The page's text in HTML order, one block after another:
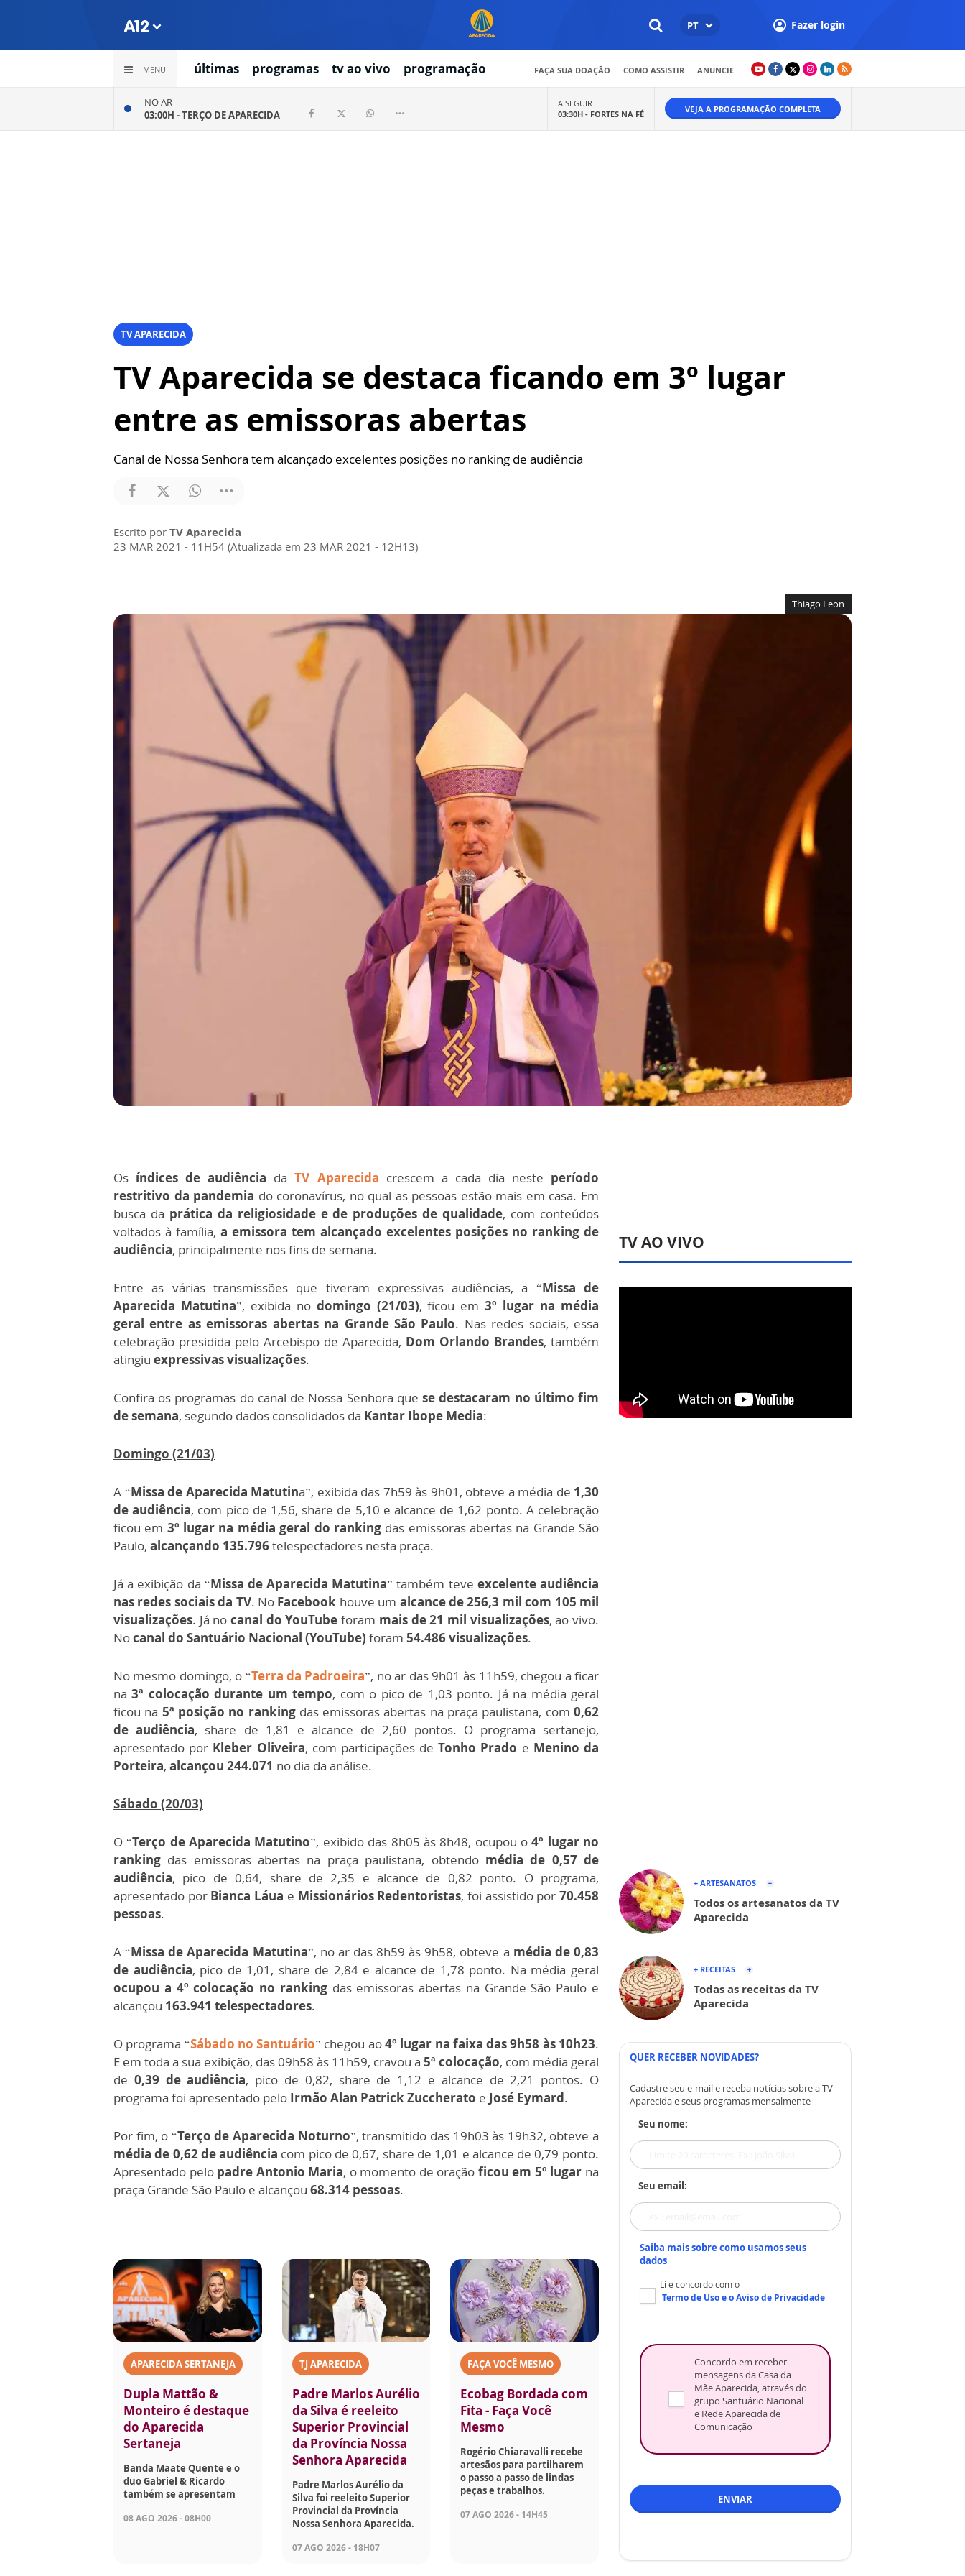
PT Fazer login
MENU últimas programas tv ao vivo programação FAÇA SUA DOAÇÃO COMO ASSISTIR ANUNCIE
NO AR
03:00H -TERÇO DE APARECIDA
A SEGUIR
03:30H - FORTES NA FÉ VEJA A PROGRAMAÇÃO COMPLETA
TV APARECIDA
TV Aparecida se destaca ficando em 3º lugar
entre as emissoras abertas
Canal de Nossa Senhora tem alcançado excelentes posições no ranking de audiência
Escrito por TV Aparecida
23 MAR 2021 - 11H54 (Atualizada em 23 MAR 2021 - 12H13)
Thiago Leon
Os índices de audiência daTV Aparecida crescem a cada dia neste período
restritivo da pandemia do coronavírus, no qual as pessoas estão mais em casa. Em
busca da prática da religiosidade e de produções de qualidade, com conteúdos
voltados à família, a emissora tem alcançado excelentes posições no ranking de
audiência, principalmente nos fins de semana.
Entre as várias transmissões que tiveram expressivas audiências, a “Missa de
Aparecida Matutina”, exibida no domingo (21/03), ficou em3º lugar na média
geral entre as emissoras abertas na Grande São Paulo. Nas redes sociais, essa
celebração presidida pelo Arcebispo de Aparecida, Dom Orlando Brandes, também
atingiu expressivas visualizações.
Confira os programas do canal de Nossa Senhora que se destacaram no último fim
de semana, segundo dados consolidados da Kantar Ibope Media:
Domingo (21/03)
A “Missa de Aparecida Matutina”, exibida das 7h59 às 9h01, obteve a média de 1,30
de audiência, com pico de 1,56, share de 5,10 e alcance de 1,62 ponto. A celebração
ficou em 3º lugar na média geral do rankingdas emissoras abertas na Grande São
Paulo, alcançando 135.796telespectadores nesta praça.
Já a exibição da “Missa de Aparecida Matutina” também teve excelente audiência
nas redes sociais da TV. No Facebook houve um alcance de 256,3 mil com 105 mil
visualizações. Já nocanal do YouTube foram mais de 21 mil visualizações, ao vivo.
Nocanal do Santuário Nacional (YouTube) foram 54.486 visualizações.
No mesmo domingo, o “Terra da Padroeira”, no ar das 9h01 às 11h59, chegou a ficar
na3ª colocação durante um tempo, com o pico de 1,03 ponto. Já na média geral
ficou na 5ª posição no ranking das emissoras abertas na praça paulistana, com0,62
de audiência, share de 1,81 e alcance de 2,60 pontos. O programa sertanejo,
apresentado por Kleber Oliveira, com participações deTonho Prado e Menino da
Porteira, alcançou 244.071 no dia da análise.
Sábado (20/03)
O “Terço de Aparecida Matutino”, exibido das 8h05 às 8h48, ocupou o4º lugar no
ranking das emissoras abertas na praça paulistana, obtendo média de 0,57 de
audiência, pico de 0,64, share de 2,35 e alcance de 0,82 ponto. O programa,
apresentado por Bianca Láua e Missionários Redentoristas, foi assistido por70.458
pessoas.
A “Missa de Aparecida Matutina”, no ar das 8h59 às 9h58, obteve a média de 0,83
de audiência, pico de 1,01, share de 2,84 e alcance de 1,78 ponto. Na média geral
ocupou a 4º colocação no rankingdas emissoras abertas na Grande São Paulo e
alcançou 163.941 telespectadores.
O programa “Sábado no Santuário” chegou ao4º lugar na faixa das 9h58 às 10h23.
E em toda a sua exibição, das 09h58 às 11h59, cravou a 5ª colocação, com média geral
de 0,39 de audiência, pico de 0,82, share de 1,12 e alcance de 2,21 pontos. O
programa foi apresentado pelo Irmão Alan Patrick Zuccherato e José Eymard.
Por fim, o “Terço de Aparecida Noturno”, transmitido das 19h03 às 19h32, obteve a
média de 0,62 de audiência com pico de 0,67, share de 1,01 e alcance de 0,79 ponto.
Apresentado pelopadre Antonio Maria, o momento de oração ficou em 5º lugar na
praça Grande São Paulo e alcançou 68.314 pessoas.
APARECIDA SERTANEJA
Dupla Mattão &
Monteiro é destaque
do Aparecida
Sertaneja
Banda Maate Quente e o
duo Gabriel & Ricardo
também se apresentam
08 AGO 2026 - 08H00
TJ APARECIDA
Padre Marlos Aurélio
da Silva é reeleito
Superior Provincial
da Província Nossa
Senhora Aparecida
Padre Marlos Aurélio da
Silva foi reeleito Superior
Provincial da Província
Nossa Senhora Aparecida.
07 AGO 2026 - 18H07
FAÇA VOCÊ MESMO
Ecobag Bordada com
Fita - Faça Você
Mesmo
Rogério Chiaravalli recebe
artesãos para partilharem
o passo a passo de lindas
peças e trabalhos.
07 AGO 2026 - 14H45
TV AO VIVO
+ ARTESANATOS
Todos os artesanatos da TV
Aparecida
+ RECEITAS
Todas as receitas da TV
Aparecida
QUER RECEBER NOVIDADES?
Cadastre seu e-mail e receba notícias sobre a TV
Aparecida e seus programas mensalmente
Seu nome:
Seu email:
Saiba mais sobre como usamos seus
dados
Li e concordo com o
Termo de Usoe oAviso de Privacidade
Concordo em receber
mensagens da Casa da
Mãe Aparecida, através do
grupo Santuário Nacional
e Rede Aparecida de
Comunicação
ENVIAR